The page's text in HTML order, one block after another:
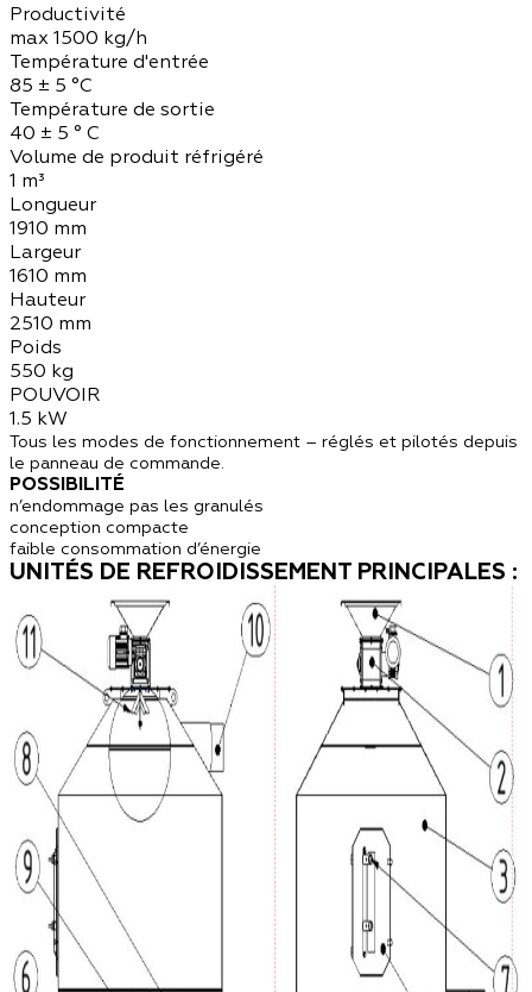
Productivité
max 1500 kg/h
Température d'entrée
85 ± 5 °C
Température de sortie
40 ± 5 ° C
Volume de produit réfrigéré
1 m³
Longueur
1910 mm
Largeur
1610 mm
Hauteur
2510 mm
Poids
550 kg
POUVOIR
1.5 kW
Tous les modes de fonctionnement – ​​réglés et pilotés depuis
le panneau de commande.
POSSIBILITÉ
n’endommage pas les granulés
conception compacte
faible consommation d’énergie
UNITÉS DE REFROIDISSEMENT PRINCIPALES :